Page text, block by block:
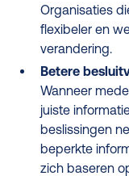
Organisaties
flexibeler en
verandering.
Betere
Wanneer
juiste
beslissingen
beperkte
zich baseren